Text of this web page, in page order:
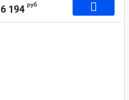
6 194 руб